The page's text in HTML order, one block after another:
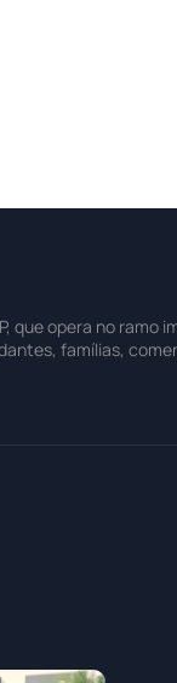
que opera no ramo
famílias,